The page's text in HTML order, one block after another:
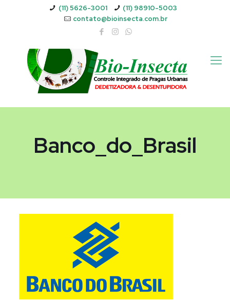
(11) 5626-3001
(11) 98910-5003
contato@bioinsecta.com.br
Banco_do_Brasil